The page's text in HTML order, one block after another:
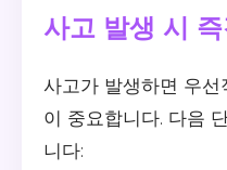
사고 발생 시
사고가 발생하면 우
이 중요합니다. 다음
니다: